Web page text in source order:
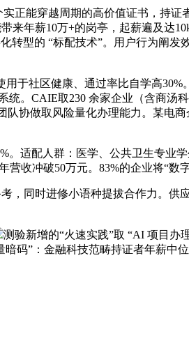
正能穿越周期的高价值证书，持
来年薪10万+的岗亭，起薪遍及达
型的 “标配技术”。用户行为阐
社区健康、通过率比自学高30%
。CAIE取230 余家企业（含商
协做取风险量化办理能力。某电
适配人群：医学、公共卫生专业
收冲破50万元。83%的企业将“数
同时进修小语种提拔合作力。供
测验新增的“火速实践”取 “AI 项目办
码”：金融科技范畴持证者年薪中位